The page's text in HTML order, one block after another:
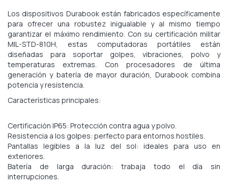
Los dispositivos Durabook están fabricados específicamente
para ofrecer una robustez inigualable y al mismo tiempo
garantizar el máximo rendimiento. Con su certificación militar
MIL-STD-810H, estas computadoras portátiles están
diseñadas para soportar golpes, vibraciones, polvo y
temperaturas extremas. Con procesadores de última
generación y batería de mayor duración, Durabook combina
potencia y resistencia.
Características principales:
Certificación IP65: Protección contra agua y polvo.
Resistencia a los golpes: perfecto para entornos hostiles.
Pantallas legibles a la luz del sol: ideales para uso en
exteriores.
Batería de larga duración: trabaja todo el día sin
interrupciones.